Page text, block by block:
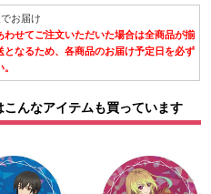
お届け
せてご注文いただいた場合は全商品が揃
となるため、各商品のお届け予定日を必ず
んなアイテムも買っています